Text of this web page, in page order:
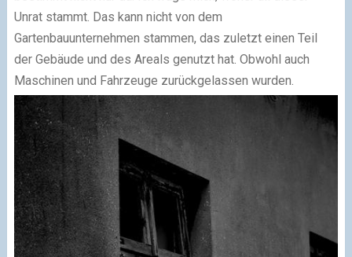
Unrat stammt. Das kann nicht von dem
Gartenbauunternehmen stammen, das zuletzt einen Teil
der Gebäude und des Areals genutzt hat. Obwohl auch
Maschinen und Fahrzeuge zurückgelassen wurden.